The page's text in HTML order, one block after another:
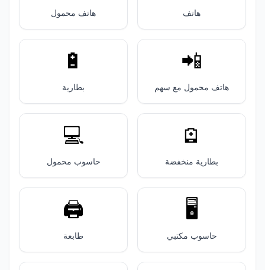
هاتف هاتف محمول
📲
هاتف محمول مع سهم
🔋
بطارية
🪫
بطارية منخفضة
💻️
حاسوب محمول
🖥️
حاسوب مكتبي
🖨️
طابعة